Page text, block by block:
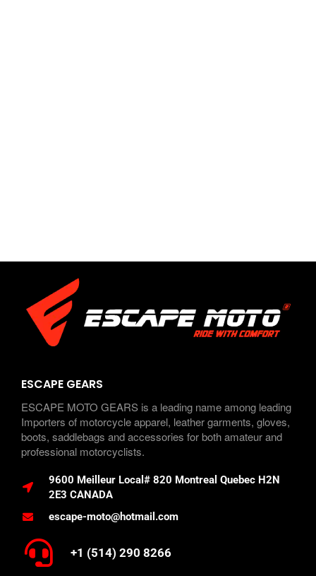
ESCAPE GEARS
ESCAPE MOTO GEARS is a leading name among leading
Importers of motorcycle apparel, leather garments, gloves,
boots, saddlebags and accessories for both amateur and
professional motorcyclists.
9600 Meilleur Local# 820 Montreal Quebec H2N
2E3 CANADA
escape-moto@hotmail.com
+1 (514) 290 8266